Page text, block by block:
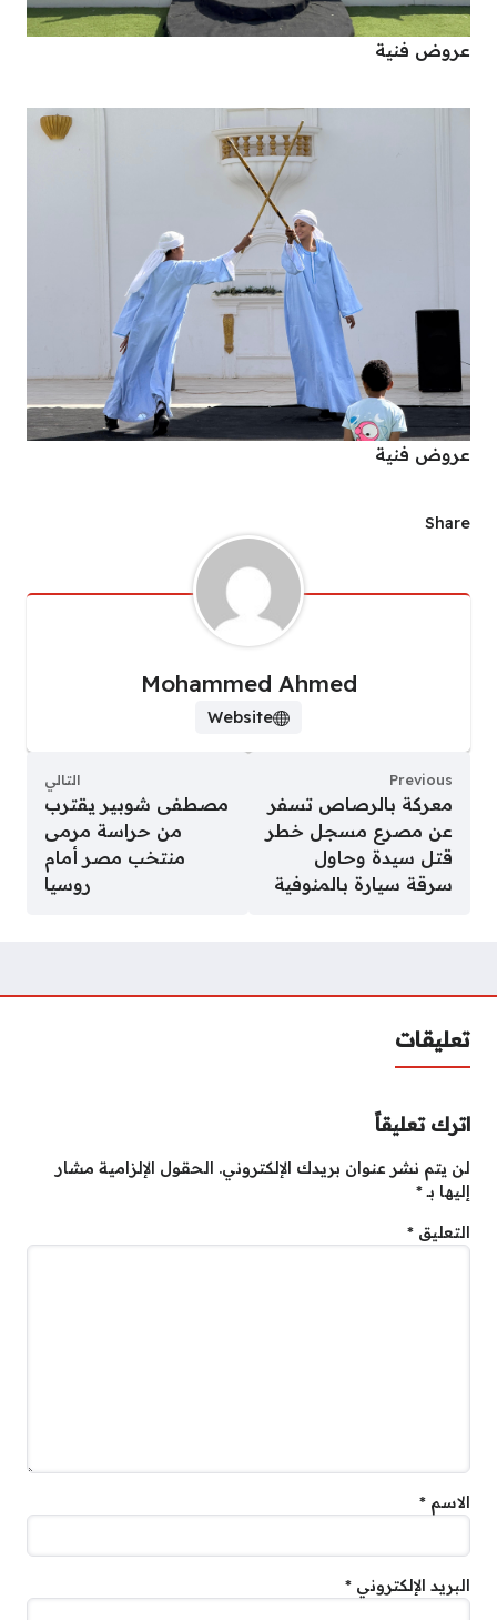
عروض فنية
عروض فنية
Share
Mohammed Ahmed
Website
Previous
معركة بالرصاص تسفر
عن مصرع مسجل خطر
قتل سيدة وحاول
سرقة سيارة بالمنوفية
التالي
مصطفى شوبير يقترب
من حراسة مرمى
منتخب مصر أمام
روسيا
تعليقات
اترك تعليقاً
لن يتم نشر عنوان بريدك الإلكتروني. الحقول الإلزامية مشار
إليها بـ*
التعليق *
الاسم *
البريد الإلكتروني *